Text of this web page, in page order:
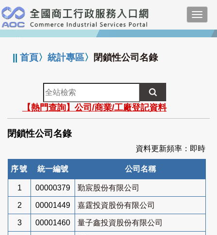
跳
到
主
要
:::
||首頁〉統計專區〉 閉鎖性公司名錄
全
站
檢
索
【熱門查詢】公司/商業/工廠登記資料
閉鎖性公司名錄
資料更新頻率：即時
序號 統一編號 公司名稱
1 00000379 勤宸股份有限公司
2 00001449 嘉霆投資股份有限公司
3 00001460 量子鑫投資股份有限公司